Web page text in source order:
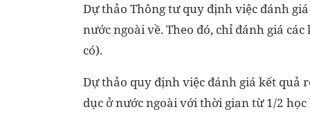
Dự thảo Thông tư quy định việc đánh
nước ngoài về. Theo đó, chỉ đánh giá
có).
Dự thảo quy định việc đánh giá kết quả
dục ở nước ngoài với thời gian từ 1/2